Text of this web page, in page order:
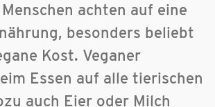
achten auf eine
besonders beliebt
Kost. Veganer
Essen auf alle tierischen
auch Eier oder Milch